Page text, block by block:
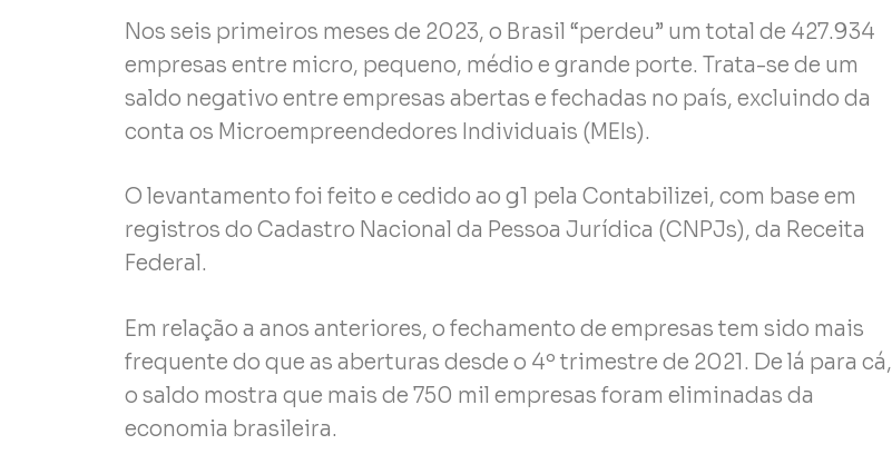
Nos seis primeiros meses de 2023, o Brasil “perdeu” um total de 427.934
empresas entre micro, pequeno, médio e grande porte. Trata-se de um
saldo negativo entre empresas abertas e fechadas no país, excluindo da
conta os Microempreendedores Individuais (MEIs).
O levantamento foi feito e cedido ao g1 pela Contabilizei, com base em
registros do Cadastro Nacional da Pessoa Jurídica (CNPJs), da Receita
Federal.
Em relação a anos anteriores, o fechamento de empresas tem sido mais
frequente do que as aberturas desde o 4º trimestre de 2021. De lá para cá,
o saldo mostra que mais de 750 mil empresas foram eliminadas da
economia brasileira.